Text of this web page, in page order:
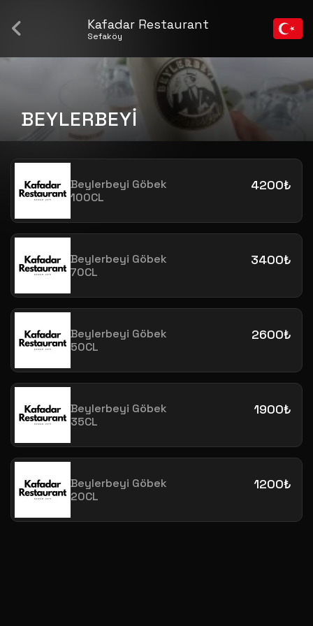
Kafadar Restaurant
Sefaköy
BEYLERBEYİ
Beylerbeyi Göbek
100CL
4200₺
Beylerbeyi Göbek
70CL
3400₺
Beylerbeyi Göbek
50CL
2600₺
Beylerbeyi Göbek
35CL
1900₺
Beylerbeyi Göbek
20CL
1200₺